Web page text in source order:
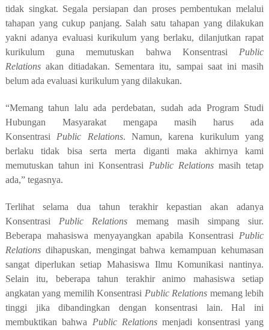
tidak singkat. Segala persiapan dan proses pembentukan melalui
tahapan yang cukup panjang. Salah satu tahapan yang dilakukan
yakni adanya evaluasi kurikulum yang berlaku, dilanjutkan rapat
kurikulum guna memutuskan bahwa Konsentrasi Public
Relationsakan ditiadakan. Sementara itu, sampai saat ini masih
belum ada evaluasi kurikulum yang dilakukan.
“Memang tahun lalu ada perdebatan, sudah ada Program Studi
Hubungan Masyarakat mengapa masih harus ada
Konsentrasi Public Relations. Namun, karena kurikulum yang
berlaku tidak bisa serta merta diganti maka akhirnya kami
memutuskan tahun ini Konsentrasi Public Relationsmasih tetap
ada,” tegasnya.
Terlihat selama dua tahun terakhir kepastian akan adanya
Konsentrasi Public Relations memang masih simpang siur.
Beberapa mahasiswa menyayangkan apabila Konsentrasi Public
Relationsdihapuskan, mengingat bahwa kemampuan kehumasan
sangat diperlukan setiap Mahasiswa Ilmu Komunikasi nantinya.
Selain itu, beberapa tahun terakhir animo mahasiswa setiap
angkatan yang memilih Konsentrasi Public Relations memang lebih
tinggi jika dibandingkan dengan konsentrasi lain. Hal ini
membuktikan bahwa Public Relations menjadi konsentrasi yang